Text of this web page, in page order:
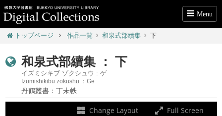
Menu
トップページ 作品一覧 和泉式部續集 下
和泉式部續集 ： 下
イズミシキブ ゾクシュウ : ゲ
Izumishikibu zokushu ：Ge
丹鶴叢書：丁未帙
Change Layout Full Screen